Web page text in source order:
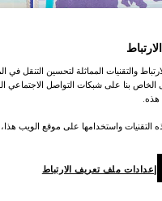
والتقنيات المماثلة لتحسين التنقل في
بنا على شبكات التواصل الاجتماعي
هذه.
التقنيات واستخدامها على موقع الويب
إعدادات ملف تعريف الارتباط